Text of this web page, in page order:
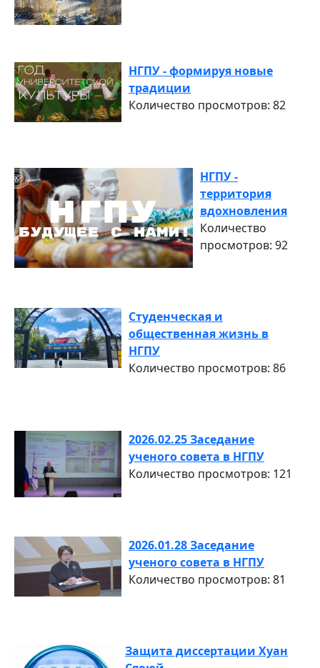
НГПУ - формируя новые
традиции
Количество просмотров: 82
НГПУ -
территория
вдохновления
Количество
просмотров: 92
Студенческая и
общественная жизнь в
НГПУ
Количество просмотров: 86
2026.02.25 Заседание
ученого совета в НГПУ
Количество просмотров: 121
2026.01.28 Заседание
ученого совета в НГПУ
Количество просмотров: 81
Защита диссертации Хуан